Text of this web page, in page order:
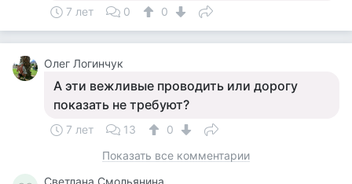
7 лет 0 0
Олег Логинчук
А эти вежливые проводить или дорогу
показать не требуют?
7 лет 13
0
Показать все комментарии
Светлана Смольянина